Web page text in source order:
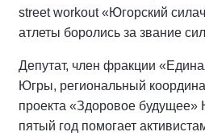
street workout «Югорский
атлеты боролись за звание
Депутат, член фракции
Югры, региональный
проекта «Здоровое
пятый год помогает